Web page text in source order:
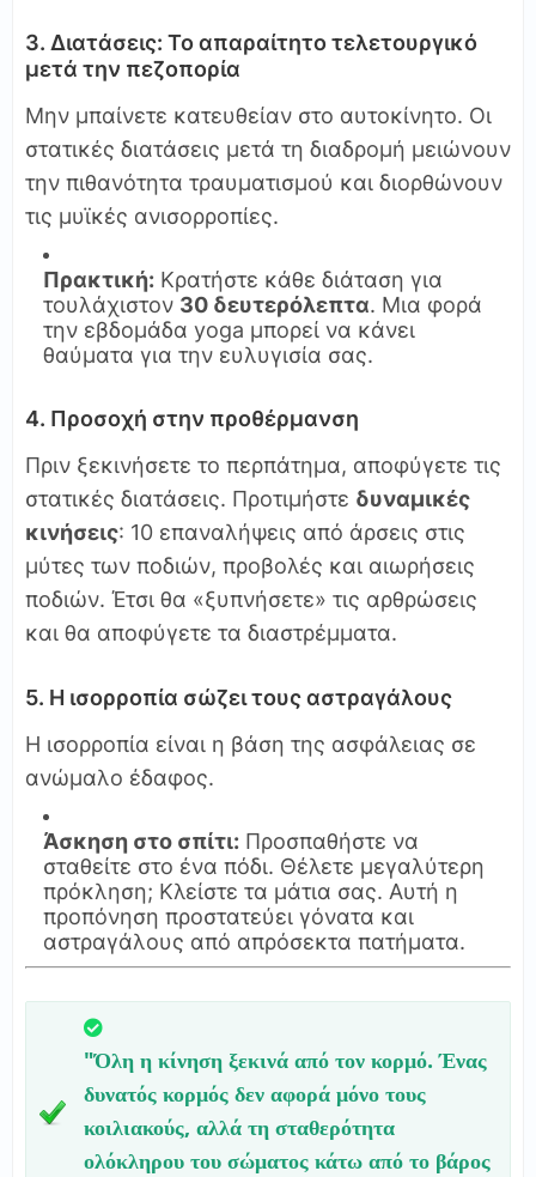
3. Διατάσεις: Το απαραίτητο τελετουργικό
μετά την πεζοπορία
Μην μπαίνετε κατευθείαν στο αυτοκίνητο. Οι
στατικές διατάσεις μετά τη διαδρομή μειώνουν
την πιθανότητα τραυματισμού και διορθώνουν
τις μυϊκές ανισορροπίες.
Πρακτική: Κρατήστε κάθε διάταση για
τουλάχιστον 30 δευτερόλεπτα. Μια φορά
την εβδομάδα yoga μπορεί να κάνει
θαύματα για την ευλυγισία σας.
4. Προσοχή στην προθέρμανση
Πριν ξεκινήσετε το περπάτημα, αποφύγετε τις
στατικές διατάσεις. Προτιμήστε δυναμικές
κινήσεις: 10 επαναλήψεις από άρσεις στις
μύτες των ποδιών, προβολές και αιωρήσεις
ποδιών. Έτσι θα «ξυπνήσετε» τις αρθρώσεις
και θα αποφύγετε τα διαστρέμματα.
5. Η ισορροπία σώζει τους αστραγάλους
Η ισορροπία είναι η βάση της ασφάλειας σε
ανώμαλο έδαφος.
Άσκηση στο σπίτι: Προσπαθήστε να
σταθείτε στο ένα πόδι. Θέλετε μεγαλύτερη
πρόκληση; Κλείστε τα μάτια σας. Αυτή η
προπόνηση προστατεύει γόνατα και
αστραγάλους από απρόσεκτα πατήματα.
"Όλη η κίνηση ξεκινά από τον κορμό. Ένας
δυνατός κορμός δεν αφορά μόνο τους
κοιλιακούς, αλλά τη σταθερότητα
ολόκληρου του σώματος κάτω από το βάρος